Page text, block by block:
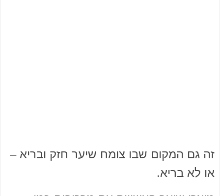
זה גם המקום שבו צומח שיער חזק ובריא –
או לא בריא.